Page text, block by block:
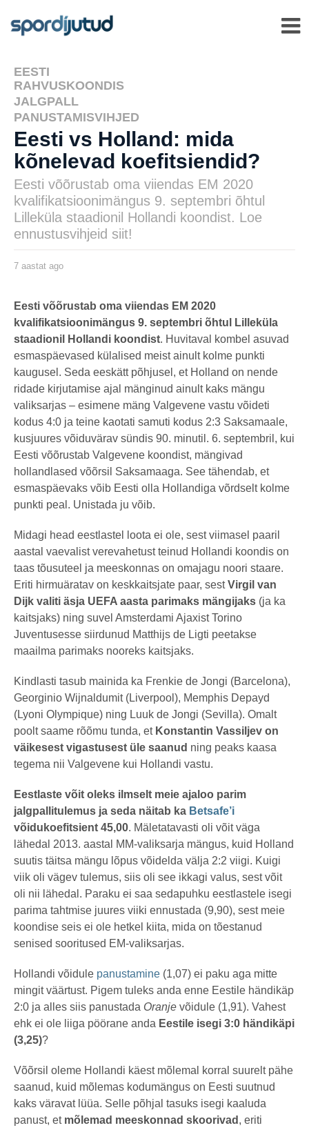
EESTI
RAHVUSKOONDIS
JALGPALL
PANUSTAMISVIHJED
Eesti vs Holland: mida
kõnelevad koefitsiendid?
Eesti võõrustab oma viiendas EM 2020
kvalifikatsioonimängus 9. septembri õhtul
Lilleküla staadionil Hollandi koondist. Loe
ennustusvihjeid siit!
msavi
7 aastat ago
t
t
a
g
o
Eesti võõrustab oma viiendas EM 2020
kvalifikatsioonimängus 9. septembri õhtul Lilleküla
staadionil Hollandi koondist. Huvitaval kombel asuvad
esmaspäevased külalised meist ainult kolme punkti
kaugusel. Seda eeskätt põhjusel, et Holland on nende
ridade kirjutamise ajal mänginud ainult kaks mängu
valiksarjas – esimene mäng Valgevene vastu võideti
kodus 4:0 ja teine kaotati samuti kodus 2:3 Saksamaale,
kusjuures võiduvärav sündis 90. minutil. 6. septembril, kui
Eesti võõrustab Valgevene koondist, mängivad
hollandlased võõrsil Saksamaaga. See tähendab, et
esmaspäevaks võib Eesti olla Hollandiga võrdselt kolme
punkti peal. Unistada ju võib.
Midagi head eestlastel loota ei ole, sest viimasel paaril
aastal vaevalist verevahetust teinud Hollandi koondis on
taas tõusuteel ja meeskonnas on omajagu noori staare.
Eriti hirmuäratav on keskkaitsjate paar, sestVirgil van
Dijk valiti äsja UEFA aasta parimaks mängijaks (ja ka
kaitsjaks) ning suvel Amsterdami Ajaxist Torino
Juventusesse siirdunud Matthijs de Ligti peetakse
maailma parimaks nooreks kaitsjaks.
Kindlasti tasub mainida ka Frenkie de Jongi (Barcelona),
Georginio Wijnaldumit (Liverpool), Memphis Depayd
(Lyoni Olympique) ning Luuk de Jongi (Sevilla). Omalt
poolt saame rõõmu tunda, et Konstantin Vassiljev on
väikesest vigastusest üle saanud ning peaks kaasa
tegema nii Valgevene kui Hollandi vastu.
Eestlaste võit oleks ilmselt meie ajaloo parim
jalgpallitulemus ja seda näitab ka Betsafe’i
võidukoefitsient 45,00. Mäletatavasti oli võit väga
lähedal 2013. aastal MM-valiksarja mängus, kuid Holland
suutis täitsa mängu lõpus võidelda välja 2:2 viigi. Kuigi
viik oli vägev tulemus, siis oli see ikkagi valus, sest võit
oli nii lähedal. Paraku ei saa sedapuhku eestlastele isegi
parima tahtmise juures viiki ennustada (9,90), sest meie
koondise seis ei ole hetkel kiita, mida on tõestanud
senised sooritused EM-valiksarjas.
Hollandi võidule panustamine (1,07) ei paku aga mitte
mingit väärtust. Pigem tuleks anda enne Eestile händikäp
2:0 ja alles siis panustada Oranje võidule (1,91). Vahest
ehk ei ole liiga pöörane anda Eestile isegi 3:0 händikäpi
(3,25)?
Võõrsil oleme Hollandi käest mõlemal korral suurelt pähe
saanud, kuid mõlemas kodumängus on Eesti suutnud
kaks väravat lüüa. Selle põhjal tasuks isegi kaaluda
panust, et mõlemad meeskonnad skoorivad , eriti